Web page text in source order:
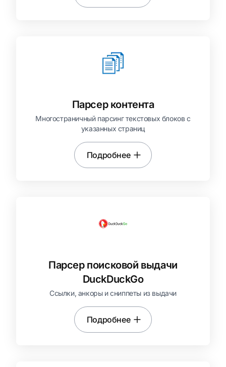
Парсер контента
Многостраничный парсинг текстовых блоков с
указанных страниц
Подробнее
Парсер поисковой выдачи
DuckDuckGo
Ссылки, анкоры и сниппеты из выдачи
Подробнее